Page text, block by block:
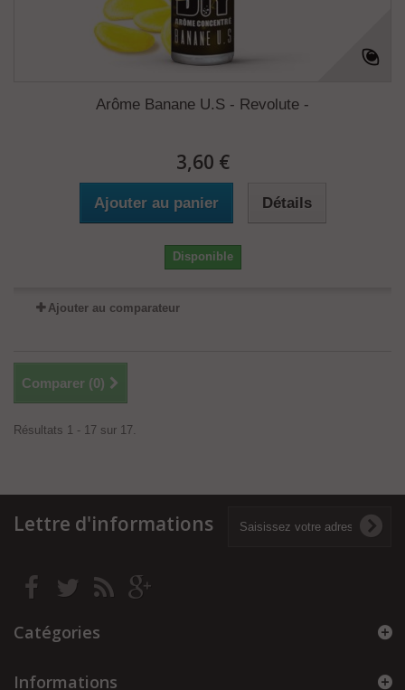
Arôme Banane U.S - Revolute -
3,60 €
Ajouter au panier Détails
Disponible
Ajouter au comparateur
Comparer (0)
Résultats 1 - 17 sur 17.
Lettre d'informations
Catégories
Informations